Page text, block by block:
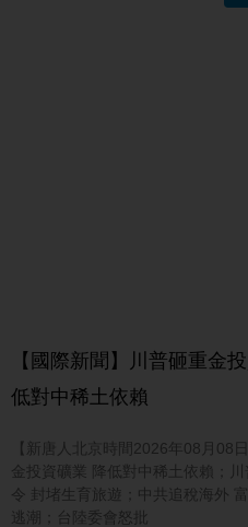
【國際新聞】川普砸重金
低對中稀土依賴
【新唐人北京時間2026年08月08
金投資礦業 降低對中稀土依賴；川
令 封堵生育旅遊；中共追稅海外
逃潮；台陸委會怒批